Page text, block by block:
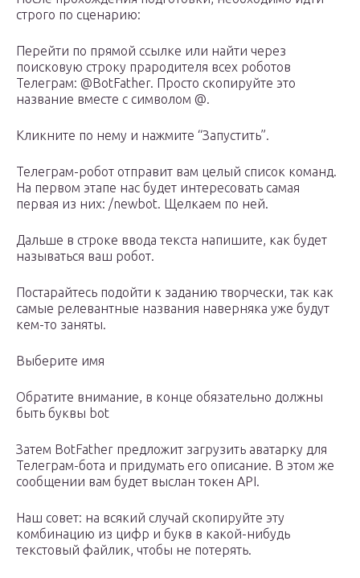
строго по сценарию:
Перейти по прямой ссылке или найти через
поисковую строку прародителя всех роботов
Телеграм: @BotFather. Просто скопируйте это
название вместе с символом @.
Кликните по нему и нажмите “Запустить”.
Телеграм-робот отправит вам целый список команд.
На первом этапе нас будет интересовать самая
первая из них: /newbot. Щелкаем по ней.
Дальше в строке ввода текста напишите, как будет
называться ваш робот.
Постарайтесь подойти к заданию творчески, так как
самые релевантные названия наверняка уже будут
кем-то заняты.
Выберите имя
Обратите внимание, в конце обязательно должны
быть буквы bot
Затем BotFather предложит загрузить аватарку для
Телеграм-бота и придумать его описание. В этом же
сообщении вам будет выслан токен API.
Наш совет: на всякий случай скопируйте эту
комбинацию из цифр и букв в какой-нибудь
текстовый файлик, чтобы не потерять.